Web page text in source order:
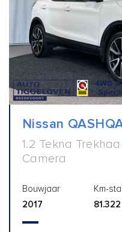
Nissan
1.2 Tekna
Camera
Bouwjaar
2017
Km-